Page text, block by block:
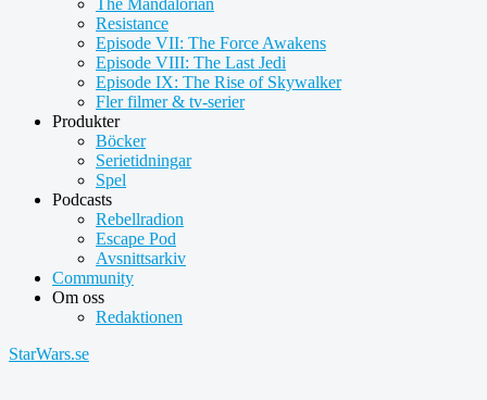
The Mandalorian
Resistance
Episode VII: The Force Awakens
Episode VIII: The Last Jedi
Episode IX: The Rise of Skywalker
Fler filmer & tv-serier
Produkter
Böcker
Serietidningar
Spel
Podcasts
Rebellradion
Escape Pod
Avsnittsarkiv
Community
Om oss
Redaktionen
StarWars.se